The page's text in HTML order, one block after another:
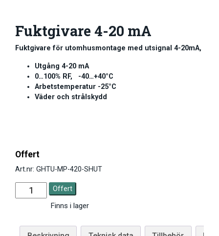
Fuktgivare 4-20 mA
Fuktgivare för utomhusmontage med utsignal 4-20mA,
Utgång 4-20 mA
0…100% RF, -40…+40°C
Arbetstemperatur -25°C
Väder och strålskydd
Offert
Art.nr: GHTU-MP-420-SHUT
Offert
Finns i lager